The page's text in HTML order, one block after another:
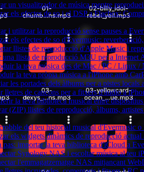
un visualitzador de música mentre
els efectes de so i el DSP a Flacbox:
i utilitzar la reproducció sense pauses a
els efectes de so d'Evermusic:
llistes de reproducció d'Apple Music i
una llista de reproducció M3U per a
la teva música des de Mac / PC /
la teva pròpia música a l'iPhone amb
les portades dels àlbums per a pistes
lletres de cançons per a fitxers d'àudio a
la teva biblioteca musical entre
(ZIP) llistes de reproducció, àlbums,
del teu historial musical d'Evermusic
els widgets dinàmics de reproducció
pas: importar la teva biblioteca d'iCloud a
Synology NAS i escoltar música al teu
l'emmagatzematge NAS mitjançant